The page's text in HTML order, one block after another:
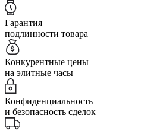
Гарантия
подлинности товара
Конкурентные цены
на элитные часы
Конфиденциальность
и безопасность сделок